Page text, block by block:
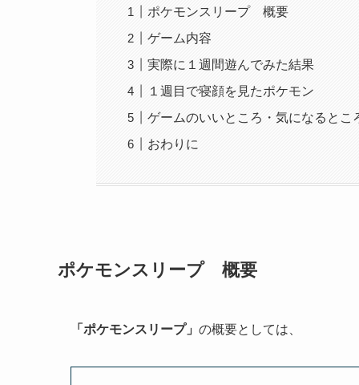
ポケモンスリープ 概要
ゲーム内容
実際に１週間遊んでみた結果
１週目で寝顔を見たポケモン
ゲームのいいところ・気になるとこ
おわりに
ポケモンスリープ 概要
「ポケモンスリープ」 の概要としては、